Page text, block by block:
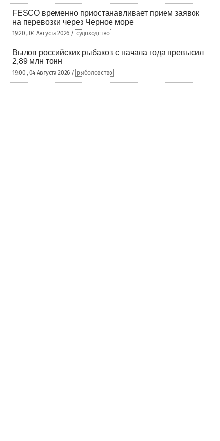
FESCO временно приостанавливает прием заявок
на перевозки через Черное море
19:20 , 04 Августа 2026 / судоходство
Вылов российских рыбаков с начала года превысил
2,89 млн тонн
19:00 , 04 Августа 2026 / рыболовство